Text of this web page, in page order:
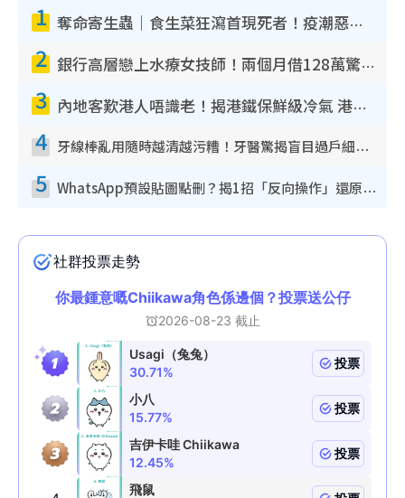
1 奪命寄生蟲｜食生菜狂瀉首現死者！疫潮惡化錄1.8萬宗病例 揭洗菜3大謬誤
2 銀行高層戀上水療女技師！兩個月借128萬驚覺「沉船」沉落火海 揭背後疑似邪教操控賣淫
3 內地客歎港人唔識老！揭港鐵保鮮級冷氣 港人求放過：咪投訴
4 牙線棒亂用隨時越清越污糟！牙醫驚揭盲目過戶細菌恐致蛀牙：呢種先係日常真保養
5 WhatsApp預設貼圖點刪？揭1招「反向操作」還原簡潔介面 附3步實測教學